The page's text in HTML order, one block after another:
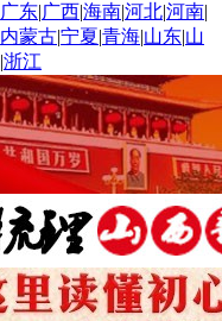
广东|广西|海南|河北|河南|
内蒙古|宁夏|青海|山东|山
|浙江